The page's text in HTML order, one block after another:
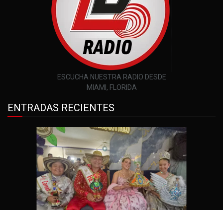
ESCUCHA NUESTRA RADIO DESDE
MIAMI, FLORIDA
ENTRADAS RECIENTES